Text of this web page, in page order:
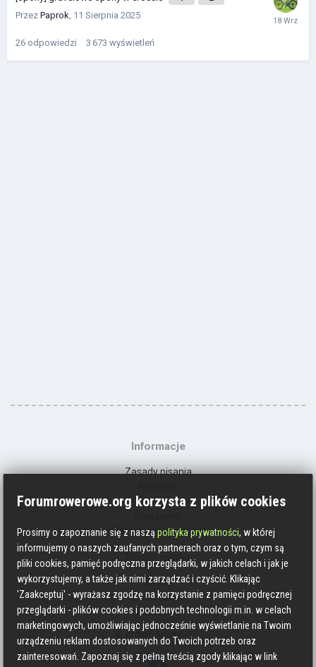
Przez Paprok, 11 Sierpnia 2025
26 odpowiedzi 3 673 wyświetleń
Informacje
Zasady pisania
Kontakt
Polityka prywatności
Social media
Strava
Endomondo
Facebook
Zmień kolory
Forumrowerowe.org korzysta z plików cookies
Prosimy o zapoznanie się z nasząpolityka prywatności, w której
informujemy o naszych zaufanych partnerach oraz o tym, czym są
pliki cookies, pamięć podręczna przeglądarki, w jakich celach i jak je
wykorzystujemy, a także jak nimi zarządzać i czyścić. Klikając
'Zaakceptuj' - wyrażasz zgodzę na korzystanie z pamięci podręcznej
przeglądarki - plików cookies i podobnych technologii m.in. w celach
marketingowych, umożliwiając jednocześnie wyświetlanie na Twoim
urządzeniu reklam dostosowanych do Twoich potrzeb oraz
zainteresowań. Zapoznaj się z pełną treścią zgody klikając w link